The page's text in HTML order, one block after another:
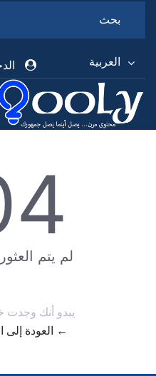
العربية
لم يتم
يبدو أنك وجدت
← العودة إلى